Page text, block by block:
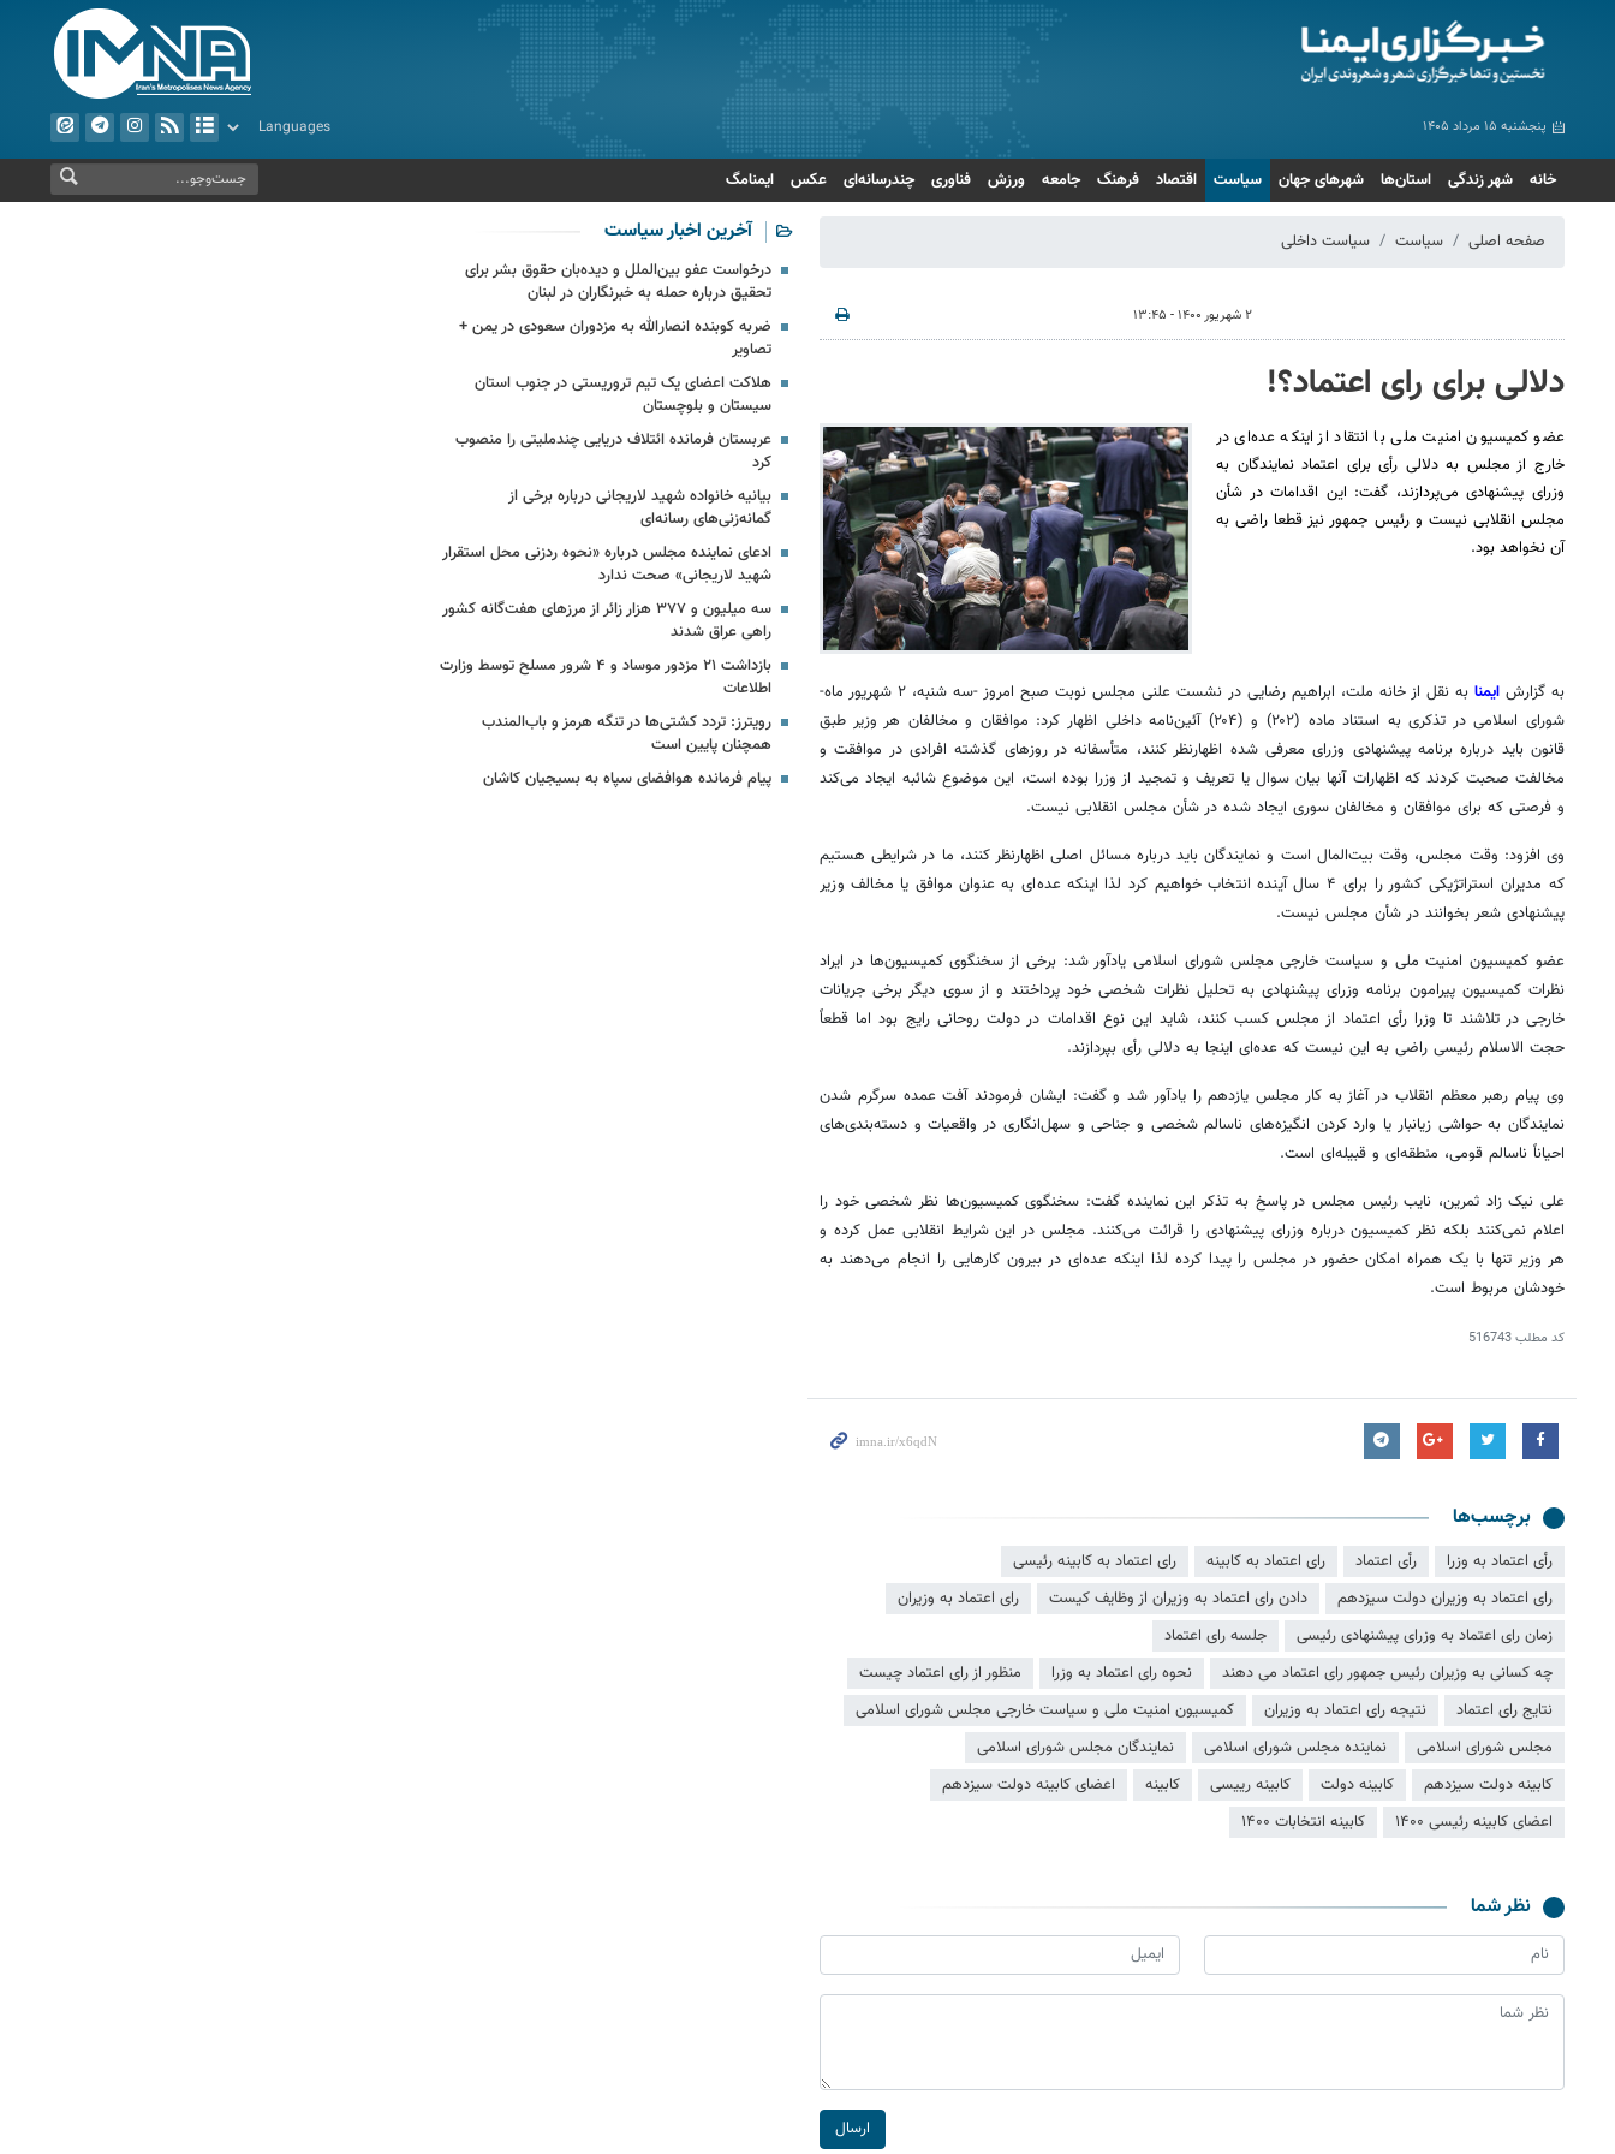
پنجشنبه ۱۵ مرداد ۱۴۰۵
خانه شهر زندگی استان‌ها شهرهای جهان سیاست اقتصاد فرهنگ جامعه ورزش فناوری چندرسانه‌ای عکس ایمنامگ
صفحه اصلی سیاست سیاست داخلی
۲ شهریور ۱۴۰۰ - ۱۳:۴۵
دلالی برای رای اعتماد؟!
عضو کمیسیون امنیت ملی با انتقاد از اینکه عده‌ای در
خارج از مجلس به دلالی رأی برای اعتماد نمایندگان به
وزرای پیشنهادی می‌پردازند، گفت: این اقدامات در شأن
مجلس انقلابی نیست و رئیس جمهور نیز قطعا راضی به
آن نخواهد بود.
به گزارشایمنا
به نقل از خانه ملت، ابراهیم رضایی در نشست علنی مجلس نوبت صبح امروز -سه شنبه، ۲ شهریور ماه-
شورای اسلامی در تذکری به استناد ماده (۲۰۲) و (۲۰۴) آئین‌نامه داخلی اظهار کرد: موافقان و مخالفان هر وزیر طبق
قانون باید درباره برنامه پیشنهادی وزرای معرفی شده اظهارنظر کنند، متأسفانه در روزهای گذشته افرادی در موافقت و
مخالفت صحبت کردند که اظهارات آنها بیان سوال یا تعریف و تمجید از وزرا بوده است، این موضوع شائبه ایجاد می‌کند
و فرصتی که برای موافقان و مخالفان سوری ایجاد شده در شأن مجلس انقلابی نیست.
وی افزود: وقت مجلس، وقت بیت‌المال است و نمایندگان باید درباره مسائل اصلی اظهارنظر کنند، ما در شرایطی هستیم
که مدیران استراتژیکی کشور را برای ۴ سال آینده انتخاب خواهیم کرد لذا اینکه عده‌ای به عنوان موافق یا مخالف وزیر
پیشنهادی شعر بخوانند در شأن مجلس نیست.
عضو کمیسیون امنیت ملی و سیاست خارجی مجلس شورای اسلامی یادآور شد: برخی از سخنگوی کمیسیون‌ها در ایراد
نظرات کمیسیون پیرامون برنامه وزرای پیشنهادی به تحلیل نظرات شخصی خود پرداختند و از سوی دیگر برخی جریانات
خارجی در تلاشند تا وزرا رأی اعتماد از مجلس کسب کنند، شاید این نوع اقدامات در دولت روحانی رایج بود اما قطعاً
حجت الاسلام رئیسی راضی به این نیست که عده‌ای اینجا به دلالی رأی بپردازند.
وی پیام رهبر معظم انقلاب در آغاز به کار مجلس یازدهم را یادآور شد و گفت: ایشان فرمودند آفت عمده سرگرم شدن
نمایندگان به حواشی زیانبار یا وارد کردن انگیزه‌های ناسالم شخصی و جناحی و سهل‌انگاری در واقعیات و دسته‌بندی‌های
احیاناً ناسالم قومی، منطقه‌ای و قبیله‌ای است.
علی نیک زادثمرین، نایب رئیس مجلس در پاسخ به تذکر این نماینده گفت: سخنگوی کمیسیون‌ها نظر شخصی خود را
اعلام نمی‌کنند بلکه نظر کمیسیون درباره وزرای پیشنهادی را قرائت می‌کنند. مجلس در این شرایط انقلابی عمل کرده و
هر وزیر تنها با یک همراه امکان حضور در مجلس را پیدا کرده لذا اینکه عده‌ای در بیرون کارهایی را انجام می‌دهند به
خودشان مربوط است.
کد مطلب516743
برچسب‌ها
رأی اعتماد به وزرا رأی اعتماد رای اعتماد به کابینه
رای اعتماد به کابینه رئیسی
رای اعتماد به وزیران دولت سیزدهم
دادن رای اعتماد به وزیران از وظایف کیست
رای اعتماد به وزیران
زمان رای اعتماد به وزرای پیشنهادی رئیسی
جلسه رای اعتماد
چه کسانی به وزیران رئیس جمهور رای اعتماد می دهند
نحوه رای اعتماد به وزرا
منظور از رای اعتماد چیست
نتایج رای اعتماد
نتیجه رای اعتماد به وزیران
کمیسیون امنیت ملی و سیاست خارجی مجلس شورای اسلامی
مجلس شورای اسلامی
نماینده مجلس شورای اسلامی
نمایندگان مجلس شورای اسلامی
کابینه دولت سیزدهم
کابینه دولت کابینه رییسی کابینه
اعضای کابینه دولت سیزدهم
اعضای کابینه رئیسی ۱۴۰۰
کابینه انتخابات ۱۴۰۰
نظر شما
ارسال
آخرین اخبار سیاست
درخواست عفو بین‌الملل و دیده‌بان حقوق بشر برای
تحقیق درباره حمله به خبرنگاران در لبنان
ضربه کوبنده انصارالله به مزدوران سعودی در یمن +
تصاویر
هلاکت اعضای یک تیم تروریستی در جنوب استان
سیستان و بلوچستان
عربستان فرمانده ائتلاف دریایی چندملیتی را منصوب
کرد
بیانیه خانواده شهید لاریجانی درباره برخی از
گمانه‌زنی‌های رسانه‌ای
ادعای نماینده مجلس درباره «نحوه ردزنی محل استقرار
شهید لاریجانی» صحت ندارد
سه میلیون و ۳۷۷ هزار زائر از مرزهای هفت‌گانه کشور
راهی عراق شدند
بازداشت ۲۱ مزدور موساد و ۴ شرور مسلح توسط وزارت
اطلاعات
رویترز: تردد کشتی‌ها در تنگه هرمز و باب‌المندب
همچنان پایین است
پیام فرمانده هوافضای سپاه به بسیجیان کاشان